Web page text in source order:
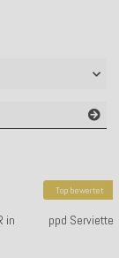
in
Top bewertet
ppd